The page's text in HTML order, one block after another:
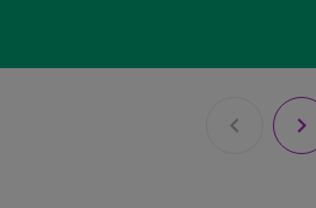
chevron_left chevron_right